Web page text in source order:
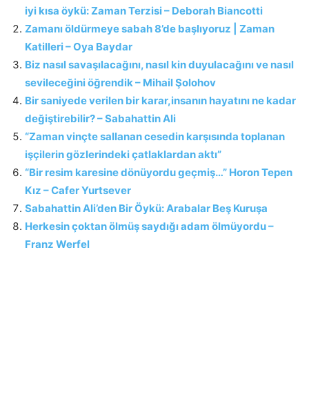
iyi kısa öykü: Zaman Terzisi – Deborah Biancotti
Zamanı öldürmeye sabah 8’de başlıyoruz | Zaman
Katilleri – Oya Baydar
Biz nasıl savaşılacağını, nasıl kin duyulacağını ve nasıl
sevileceğini öğrendik – Mihail Şolohov
Bir saniyede verilen bir karar,insanın hayatını ne kadar
değiştirebilir? – Sabahattin Ali
“Zaman vinçte sallanan cesedin karşısında toplanan
işçilerin gözlerindeki çatlaklardan aktı”
“Bir resim karesine dönüyordu geçmiş…” Horon Tepen
Kız – Cafer Yurtsever
Sabahattin Ali’den Bir Öykü: Arabalar Beş Kuruşa
Herkesin çoktan ölmüş saydığı adam ölmüyordu –
Franz Werfel